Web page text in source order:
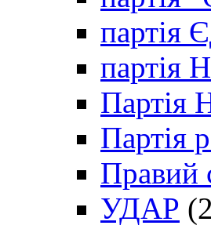
партія
партія
Партія
Партія
Правий
УДАР